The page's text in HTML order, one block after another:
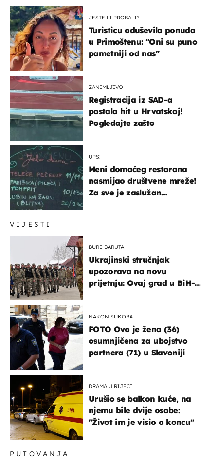
VIJESTI
BURE BARUTA
Ukrajinski stručnjak
upozorava na novu
prijetnju: Ovaj grad u BiH-u
NAKON SUKOBA
FOTO Ovo je žena (36)
osumnjičena za ubojstvo
partnera (71) u Slavoniji
DRAMA U RIJECI
Urušio se balkon kuće, na
njemu bile dvije osobe:
"Život im je visio o koncu"
JESTE LI PROBALI?
Turisticu oduševila ponuda
u Primoštenu: "Oni su puno
pametniji od nas"
ZANIMLJIVO
Registracija iz SAD-a
postala hit u Hrvatskoj!
Pogledajte zašto
UPS!
Meni domaćeg restorana
nasmijao društvene mreže!
Za sve je zaslužan
PUTOVANJA